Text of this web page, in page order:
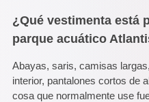
¿Qué vestimenta está
parque acuático
Abayas, saris, camisas
interior, pantalones cortos de
cosa que normalmente use